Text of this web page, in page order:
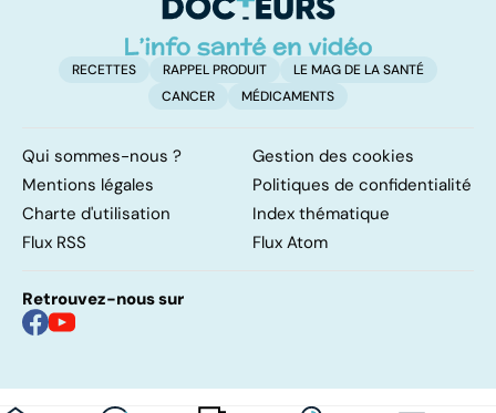
RECETTES RAPPEL PRODUIT
LE MAG DE LA SANTÉ
CANCER
MÉDICAMENTS
Qui sommes-nous ?
Gestion des cookies
Mentions légales
Politiques de confidentialité
Charte d'utilisation
Index thématique
Flux RSS
Flux Atom
Retrouvez-nous sur